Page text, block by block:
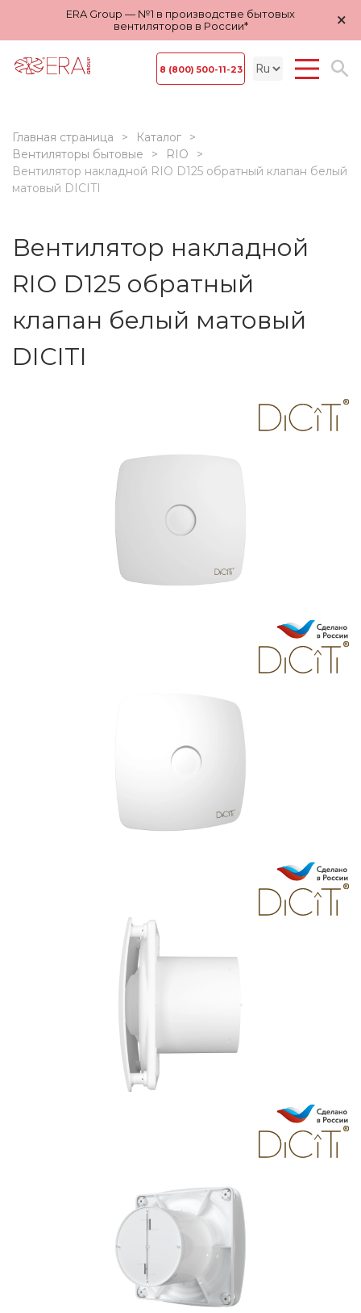
ERA Group — №1 в производстве бытовых
вентиляторов в России*
×
8 (800) 500-11-23
Главная страница
Каталог
Вентиляторы бытовые
RIO
Вентилятор накладной RIO D125 обратный клапан белый
матовый DICITI
Вентилятор накладной
RIO D125 обратный
клапан белый матовый
DICITI